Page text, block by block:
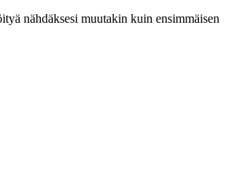
nähdäksesi muutakin kuin ensimmäisen